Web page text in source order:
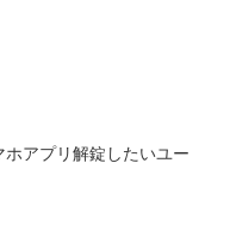
アプリ解錠したいユー